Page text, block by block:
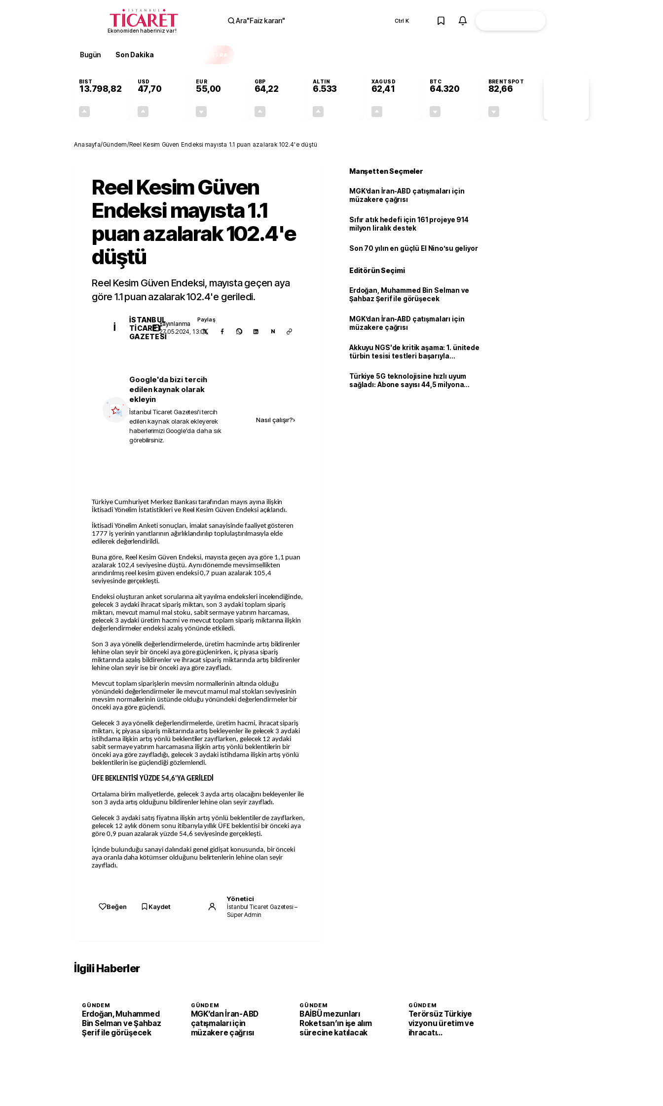
Ekonomiden haberiniz var!
Ara"Faiz kararı" Ctrl K
Bugün Son Dakika EKSTRA
BIST
13.798,82
USD
47,70
EUR
55,00
GBP
64,22
ALTIN
6.533
XAGUSD
62,41
BTC
64.320
BRENTSPOT
82,66
Anasayfa/Gündem/Reel Kesim Güven Endeksi mayısta 1.1 puan azalarak 102.4'e düştü
Reel Kesim Güven
Endeksi mayısta 1.1
puan azalarak 102.4'e
düştü
Reel Kesim Güven Endeksi, mayısta geçen aya
göre 1.1 puan azalarak 102.4'e geriledi.
İ
İSTANBUL
TICARET
GAZETESI
Yayınlanma
27.05.2024, 13:01
Paylaş
N
Google'da bizi tercih
edilen kaynak olarak
ekleyin
İstanbul Ticaret Gazetesi'i tercih
edilen kaynak olarak ekleyerek
haberlerimizi Google'da daha sık
görebilirsiniz.
Nasıl çalışır?›
Türkiye Cumhuriyet Merkez Bankası tarafından mayıs ayına ilişkin
İktisadi Yönelim İstatistikleri ve Reel Kesim Güven Endeksi açıklandı.
İktisadi Yönelim Anketi sonuçları, imalat sanayisinde faaliyet gösteren
1777 iş yerinin yanıtlarının ağırlıklandırılıp toplulaştırılmasıyla elde
edilerek değerlendirildi.
Buna göre, Reel Kesim Güven Endeksi, mayısta geçen aya göre 1,1 puan
azalarak 102,4 seviyesine düştü. Aynı dönemde mevsimsellikten
arındırılmış reel kesim güven endeksi 0,7 puan azalarak 105,4
seviyesinde gerçekleşti.
Endeksi oluşturan anket sorularına ait yayılma endeksleri incelendiğinde,
gelecek 3 aydaki ihracat sipariş miktarı, son 3 aydaki toplam sipariş
miktarı, mevcut mamul mal stoku, sabit sermaye yatırım harcaması,
gelecek 3 aydaki üretim hacmi ve mevcut toplam sipariş miktarına ilişkin
değerlendirmeler endeksi azalış yönünde etkiledi.
Son 3 aya yönelik değerlendirmelerde, üretim hacminde artış bildirenler
lehine olan seyir bir önceki aya göre güçlenirken, iç piyasa sipariş
miktarında azalış bildirenler ve ihracat sipariş miktarında artış bildirenler
lehine olan seyir ise bir önceki aya göre zayıfladı.
Mevcut toplam siparişlerin mevsim normallerinin altında olduğu
yönündeki değerlendirmeler ile mevcut mamul mal stokları seviyesinin
mevsim normallerinin üstünde olduğu yönündeki değerlendirmeler bir
önceki aya göre güçlendi.
Gelecek 3 aya yönelik değerlendirmelerde, üretim hacmi, ihracat sipariş
miktarı, iç piyasa sipariş miktarında artış bekleyenler ile gelecek 3 aydaki
istihdama ilişkin artış yönlü beklentiler zayıflarken, gelecek 12 aydaki
sabit sermaye yatırım harcamasına ilişkin artış yönlü beklentilerin bir
önceki aya göre zayıfladığı, gelecek 3 aydaki istihdama ilişkin artış yönlü
beklentilerin ise güçlendiği gözlemlendi.
ÜFE BEKLENTİSİ YÜZDE 54,6'YA GERİLEDİ
Ortalama birim maliyetlerde, gelecek 3 ayda artış olacağını bekleyenler ile
son 3 ayda artış olduğunu bildirenler lehine olan seyir zayıfladı.
Gelecek 3 aydaki satış fiyatına ilişkin artış yönlü beklentiler de zayıflarken,
gelecek 12 aylık dönem sonu itibarıyla yıllık ÜFE beklentisi bir önceki aya
göre 0,9 puan azalarak yüzde 54,6 seviyesinde gerçekleşti.
İçinde bulunduğu sanayi dalındaki genel gidişat konusunda, bir önceki
aya oranla daha kötümser olduğunu belirtenlerin lehine olan seyir
zayıfladı.
Beğen Kaydet
Yönetici
İstanbul Ticaret Gazetesi –
Süper Admin
Manşetten Seçmeler
MGK’dan İran-ABD çatışmaları için
müzakere çağrısı
Sıfır atık hedefi için 161 projeye 914
milyon liralık destek
Son 70 yılın en güçlü El Nino’su geliyor
Editörün Seçimi
Erdoğan, Muhammed Bin Selman ve
Şahbaz Şerif ile görüşecek
MGK’dan İran-ABD çatışmaları için
müzakere çağrısı
Akkuyu NGS'de kritik aşama: 1. ünitede
türbin tesisi testleri başarıyla
Türkiye 5G teknolojisine hızlı uyum
sağladı: Abone sayısı 44,5 milyona
İlgili Haberler
GÜNDEM
Erdoğan, Muhammed
Bin Selman ve Şahbaz
Şerif ile görüşecek
GÜNDEM
MGK’dan İran-ABD
çatışmaları için
müzakere çağrısı
GÜNDEM
BAİBÜ mezunları
Roketsan’ın işe alım
sürecine katılacak
GÜNDEM
Terörsüz Türkiye
vizyonu üretim ve
ihracatı